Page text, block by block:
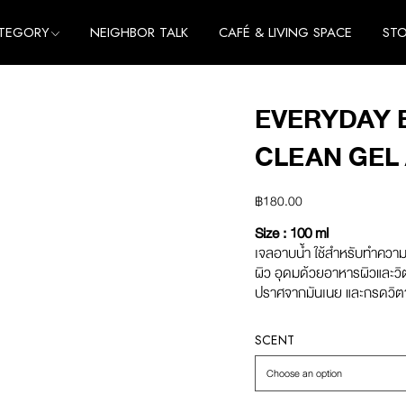
NEIGHBOR TALK CAFÉ & LIVING SPACE
CLEAN
฿180.00
Size : 100 ml
เจลอาบน้ำ ใช้สำหรับทำคว
ผิว อุดมด้วยอาหารผิวและ
ปราศจากมันเนย และกรดวิ
SCENT
Choose an option